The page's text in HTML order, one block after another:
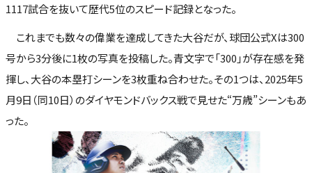
1117試合を抜いて歴代5位のスピード記録となった。
これまでも数々の偉業を達成してきた大谷だが、球団公式Xは300
号から3分後に1枚の写真を投稿した。青文字で「300」が存在感を発
揮し、大谷の本塁打シーンを3枚重ね合わせた。その1つは、2025年5
月9日（同10日）のダイヤモンドバックス戦で見せた“万歳”シーンもあ
った。